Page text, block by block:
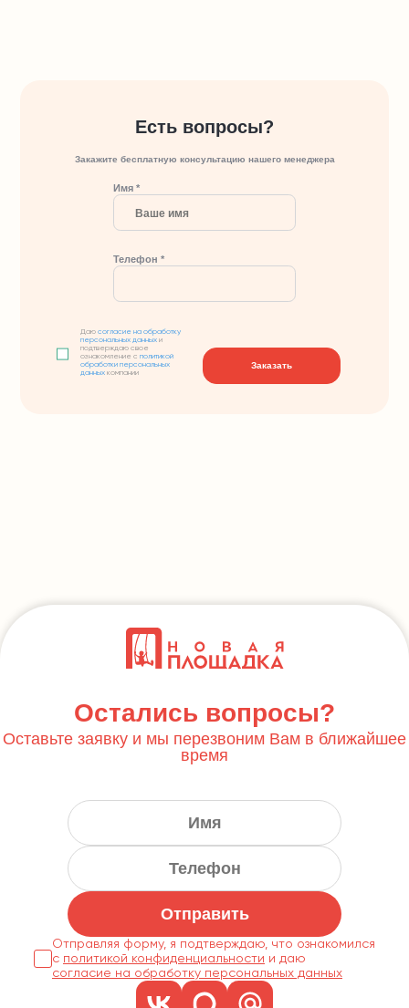
Есть вопросы?
Закажите бесплатную консультацию нашего менеджера
Имя *
Телефон *
Даюсогласие на обработку
персональных данных и
подтверждаю свое
ознакомление сполитикой
обработки персональных
данных компании
Заказать
Остались вопросы?
Оставьте заявку и мы перезвоним Вам в ближайшее
время
Отправить
Отправляя форму, я подтверждаю, что ознакомился
с политикой конфиденциальности
согласие на обработку персональных данных